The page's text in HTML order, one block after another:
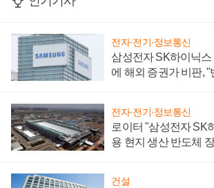
전자·전기·정보통신
삼성전자 SK하이닉스
에 해외 증권가 비판,
전자·전기·정보통신
로이터 "삼성전자 SK
용 현지 생산 반도체
건설